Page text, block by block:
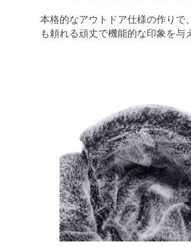
本格的なアウトドア仕様の作りで
も頼れる頑丈で機能的な印象を与